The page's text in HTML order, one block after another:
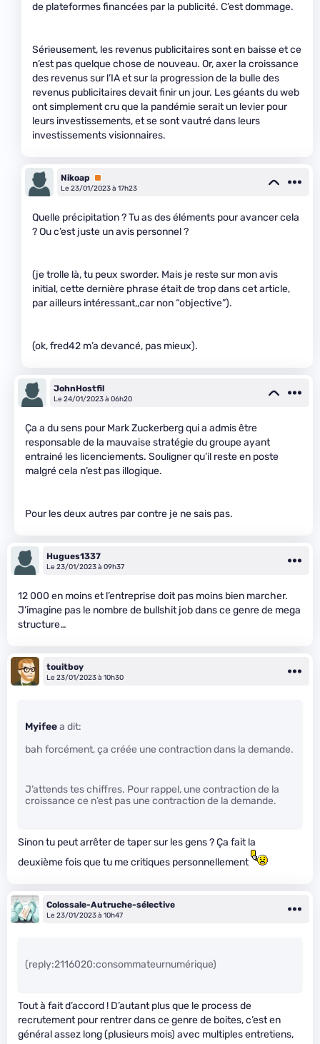
de plateformes financées par la publicité. C’est dommage.
Sérieusement, les revenus publicitaires sont en baisse et ce
n’est pas quelque chose de nouveau. Or, axer la croissance
des revenus sur l’IA et sur la progression de la bulle des
revenus publicitaires devait finir un jour. Les géants du web
ont simplement cru que la pandémie serait un levier pour
leurs investissements, et se sont vautré dans leurs
investissements visionnaires.
Nikoap
Premium
Le 23/01/2023 à 17h23
Quelle précipitation ? Tu as des éléments pour avancer cela
? Ou c’est juste un avis personnel ?
(je trolle là, tu peux sworder. Mais je reste sur mon avis
initial, cette dernière phrase était de trop dans cet article,
par ailleurs intéressant,,car non “objective”).
(ok, fred42 m’a devancé, pas mieux).
JohnHostfil
Le 24/01/2023 à 06h20
Ça a du sens pour Mark Zuckerberg qui a admis être
responsable de la mauvaise stratégie du groupe ayant
entrainé les licenciements. Souligner qu’il reste en poste
malgré cela n’est pas illogique.
Pour les deux autres par contre je ne sais pas.
Hugues1337
Le 23/01/2023 à 09h37
12 000 en moins et l’entreprise doit pas moins bien marcher.
J’imagine pas le nombre de bullshit job dans ce genre de mega
structure…
touitboy
Le 23/01/2023 à 10h30
Myifeea dit:
bah forcément, ça créée une contraction dans la demande.
J’attends tes chiffres. Pour rappel, une contraction de la
croissance ce n’est pas une contraction de la demande.
Sinon tu peut arrêter de taper sur les gens ? Ça fait la
deuxième fois que tu me critiques personnellement
Colossale-Autruche-sélective
Le 23/01/2023 à 10h47
(reply:2116020:consommateurnumérique)
Tout à fait d’accord ! D’autant plus que le process de
recrutement pour rentrer dans ce genre de boites, c’est en
général assez long (plusieurs mois) avec multiples entretiens,